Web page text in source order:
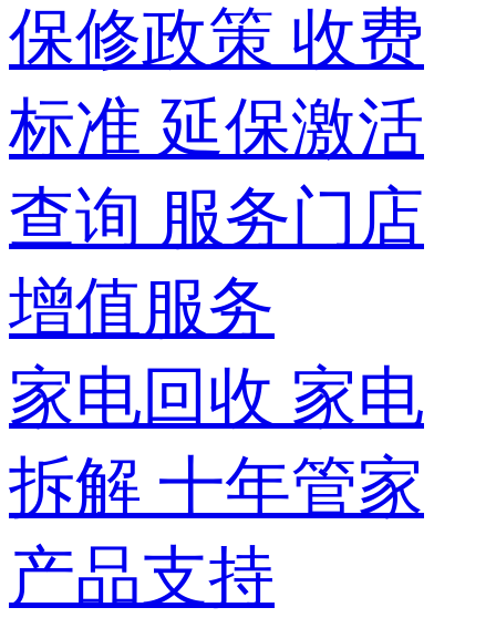
保修政策 收费
标准 延保激活
查询 服务门店
增值服务
家电回收 家电
拆解 十年管家
产品支持